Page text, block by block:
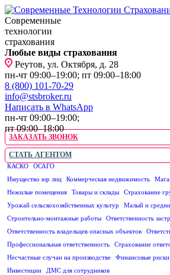
Современные
технологии
страхования
Любые виды страхования
Реутов, ул. Октября, д. 28
пн-чт 09:00–19:00; пт 09:00–18:00
8 (800) 101-70-29
info@stsbroker.ru
Написать в WhatsApp
пн-чт 09:00–19:00;
пт 09:00–18:00
ЗАКАЗАТЬ ЗВОНОК
СТАТЬ АГЕНТОМ
КАСКО ОСАГО
Имущество юр лиц
Коммерческая недвижимость
Нежилые помещения
Товары и склады
Страхование
Урожай сельскохозяйственных культур
Малый и
Строительно-монтажные работы
Ответственность
Ответственность владельцев опасных объектов
Профессиональная ответственность
Страхование
Несчастные случаи на производстве
Финансовые риски
Инвестиции
ДМС для сотрудников